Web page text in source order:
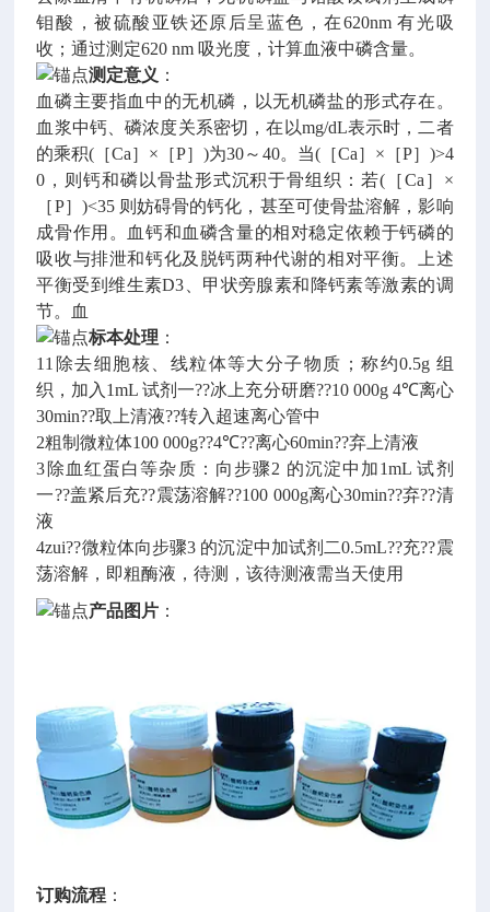
钼酸，被硫酸亚铁还原后呈蓝色，在620nm 有光吸
收；通过测定620 nm 吸光度，计算血液中磷含量。
测定意义 ：
血磷主要指血中的无机磷，以无机磷盐的形式存在。
血浆中钙、磷浓度关系密切，在以mg/dL表示时，二者
的乘积(［Ca］×［P］)为30～40。当(［Ca］×［P］)>4
0，则钙和磷以骨盐形式沉积于骨组织：若(［Ca］×
［P］)<35 则妨碍骨的钙化，甚至可使骨盐溶解，影响
成骨作用。血钙和血磷含量的相对稳定依赖于钙磷的
吸收与排泄和钙化及脱钙两种代谢的相对平衡。上述
平衡受到维生素D3、甲状旁腺素和降钙素等激素的调
节。血
标本处理 ：
11除去细胞核、线粒体等大分子物质；称约0.5g 组
织，加入1mL 试剂一??冰上充分研磨??10 000g 4℃离心
30min??取上清液??转入超速离心管中
2粗制微粒体100 000g??4℃??离心60min??弃上清液
3除血红蛋白等杂质：向步骤2 的沉淀中加1mL 试剂
一??盖紧后充??震荡溶解??100 000g离心30min??弃??清
液
4zui??微粒体向步骤3 的沉淀中加试剂二0.5mL??充??震
荡溶解，即粗酶液，待测，该待测液需当天使用
产品图片 ：
订购流程 ：